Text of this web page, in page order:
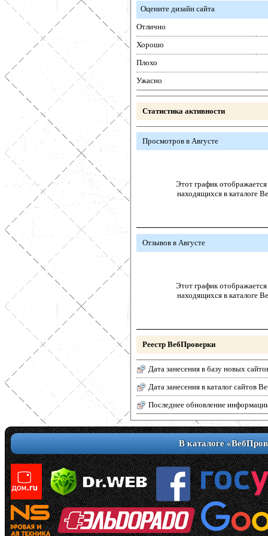
Оцените дизайн сайта
Отлично
Хорошо
Плохо
Ужасно
Статистика активности
Просмотров в Августе
Этот график отображается
находящихся в каталоге
Отзывов в Августе
Этот график отображается
находящихся в каталоге
Реестр ВебПроверки
Дата занесения в базу новых
Дата занесения в каталог сайтов
Последнее обновление
В каталоге